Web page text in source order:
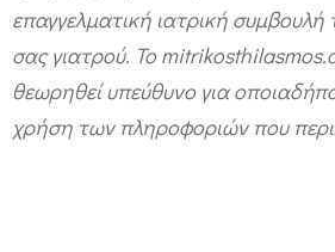
επαγγελματική ιατρική
σας γιατρού. Το
θεωρηθεί υπεύθυνο για
χρήση των πληροφοριών που